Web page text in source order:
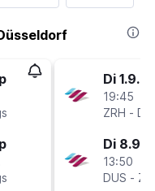
Di 1.9.
19:45
ZRH -
Di 8.9.
13:50
DUS -